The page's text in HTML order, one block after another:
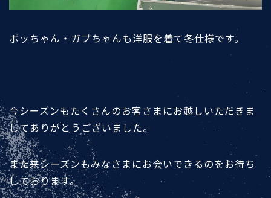
ポッちゃん・ガブちゃんも洋服を着て冬仕様です。
今シーズンもたくさんのお客さまにお越しいただきま
してありがとうございました。
また来シーズンもみなさまにお会いできるのをお待ち
しております。